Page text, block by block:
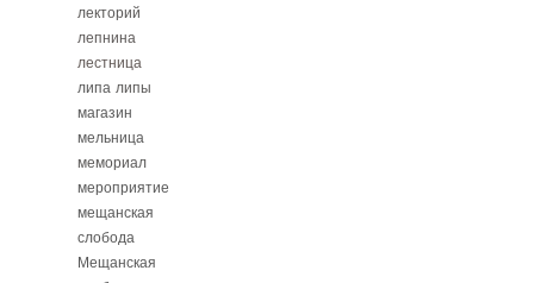
лекторий
лепнина
лестница
липа липы
магазин
мельница
мемориал
мероприятие
мещанская
слобода
Мещанская